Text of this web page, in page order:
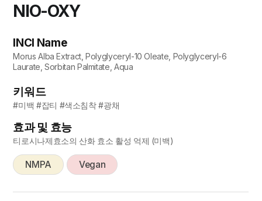
NIO-OXY
INCI Name
Morus Alba Extract, Polyglyceryl-10 Oleate, Polyglyceryl-6
Laurate, Sorbitan Palmitate, Aqua
키워드
#미백 #잡티 #색소침착 #광채
효과 및 효능
티로시나제효소의 산화 효소 활성 억제 (미백)
NMPA Vegan